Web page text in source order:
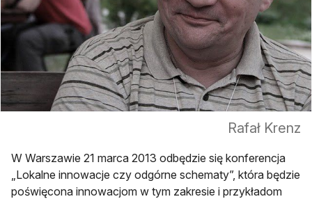
Rafał Krenz
W Warszawie 21 marca 2013 odbędzie się konferencja
„Lokalne innowacje czy odgórne schematy”, która będzie
poświęcona innowacjom w tym zakresie i przykładom